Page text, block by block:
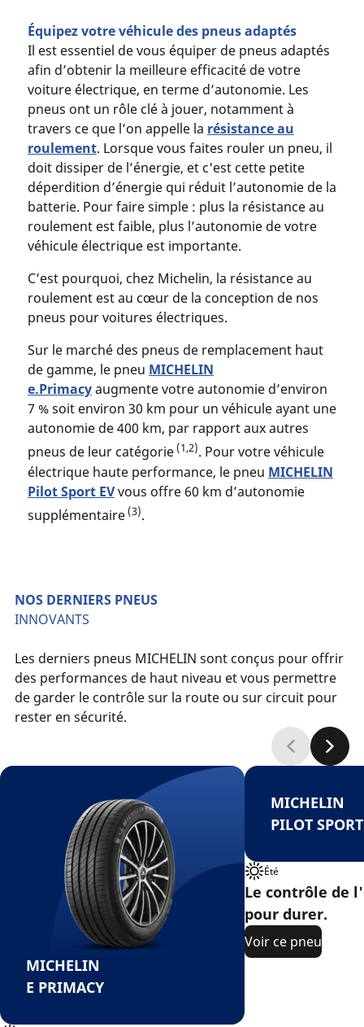
Équipez votre véhicule des pneus adaptés
Il est essentiel de vous équiper de pneus adaptés
afin d’obtenir la meilleure efficacité de votre
voiture électrique, en terme d’autonomie. Les
pneus ont un rôle clé à jouer, notamment à
travers ce que l’on appelle la résistance au
roulement. Lorsque vous faites rouler un pneu, il
doit dissiper de l’énergie, et c'est cette petite
déperdition d’énergie qui réduit l’autonomie de la
batterie. Pour faire simple : plus la résistance au
roulement est faible, plus l’autonomie de votre
véhicule électrique est importante.
C’est pourquoi, chez Michelin, la résistance au
roulement est au cœur de la conception de nos
pneus pour voitures électriques.
Sur le marché des pneus de remplacement haut
de gamme, le pneu MICHELIN
e.Primacyaugmente votre autonomie d’environ
7 % soit environ 30 km pour un véhicule ayant une
autonomie de 400 km, par rapport aux autres
pneus de leur catégorie (1,2). Pour votre véhicule
électrique haute performance, le pneu MICHELIN
Pilot Sport EVvous offre 60 km d’autonomie
supplémentaire (3).
NOS DERNIERS PNEUS
INNOVANTS
Les derniers pneus MICHELIN sont conçus pour offrir
des performances de haut niveau et vous permettre
de garder le contrôle sur la route ou sur circuit pour
rester en sécurité.
MICHELIN
E PRIMACY
MICHELIN
PILOT
Été
Le contrôle de
pour durer.
Voir ce pneu